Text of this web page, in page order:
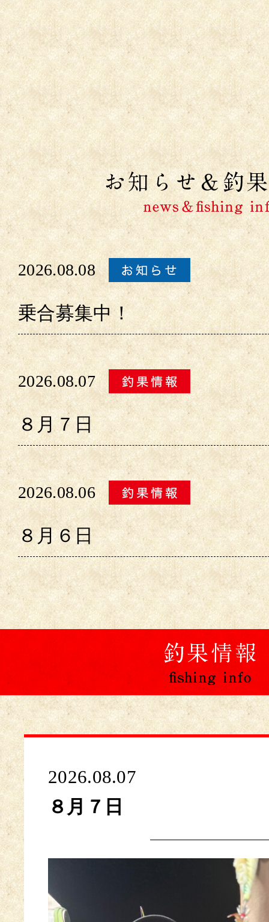
2026.08.08
乗合募集中！
2026.08.07
８月７日
2026.08.06
８月６日
2026.08.07
８月７日